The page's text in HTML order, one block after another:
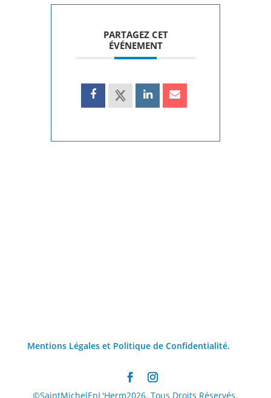
PARTAGEZ CET
ÉVÉNEMENT
Mentions Légales et Politique de Confidentialité.
©SaintMichelEnL'Herm2026. Tous Droits Réservés.